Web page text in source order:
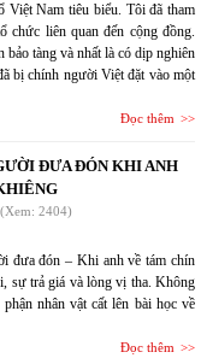
Việt Nam tiêu biểu. Tôi đã tham
chức liên quan đến cộng đồng.
tàng và nhất là có dịp nghiên
bị chính người Việt đặt vào một
Đọc thêm
ĐƯA ĐÓN KHI ANH
(Xem: 2404)
đưa đón – Khi anh về tám chín
sự trả giá và lòng vị tha. Không
nhân vật cất lên bài học về
Đọc thêm